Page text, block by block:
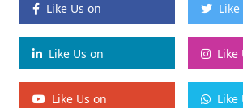
Like Us on
Like Us on Like
Like Us on Like